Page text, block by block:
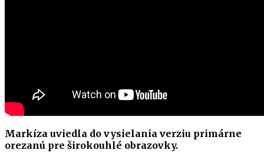
Markíza uviedla do vysielania verziu primárne
orezanú pre širokouhlé obrazovky.